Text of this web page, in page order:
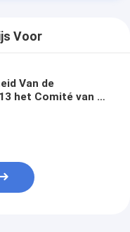
Voor
Van de
het Comité van de